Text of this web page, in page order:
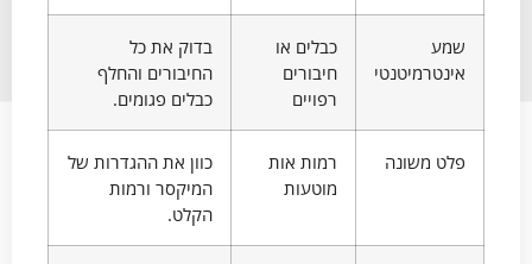
שמע
אינטרמיטנטי
כבלים או
חיבורים
רפויים
בדוק את כל
החיבורים והחלף
כבלים פגומים.
פלט משונה
רמות אות
מוטעות
כוון את ההגדרות של
המיקסר ורמות
הקלט.